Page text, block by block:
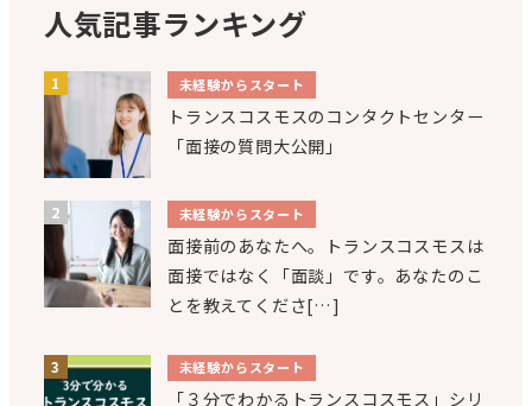
人気記事ランキング
未経験からスタート
トランスコスモスのコンタクトセンター
「面接の質問大公開」
未経験からスタート
面接前のあなたへ。トランスコスモスは
面接ではなく「面談」です。あなたのこ
とを教えてくださ[…]
未経験からスタート
「３分でわかるトランスコスモス」シリ